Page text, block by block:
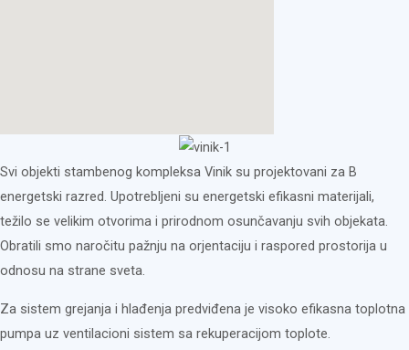
Svi objekti stambenog kompleksa Vinik su projektovani za B
energetski razred. Upotrebljeni su energetski efikasni materijali,
težilo se velikim otvorima i prirodnom osunčavanju svih objekata.
Obratili smo naročitu pažnju na orjentaciju i raspored prostorija u
odnosu na strane sveta.
Za sistem grejanja i hlađenja predviđena je visoko efikasna toplotna
pumpa uz ventilacioni sistem sa rekuperacijom toplote.